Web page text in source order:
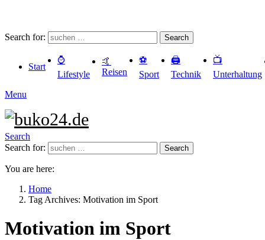
Search for: Search
Start
⌚️
Lifestyle
🤙
Reisen
⚽️
Sport
🖨️
Technik
📺
Unterhaltung
Menu
Search
Search for:
Search
You are here:
Home
Tag Archives: Motivation im Sport
Motivation im Sport